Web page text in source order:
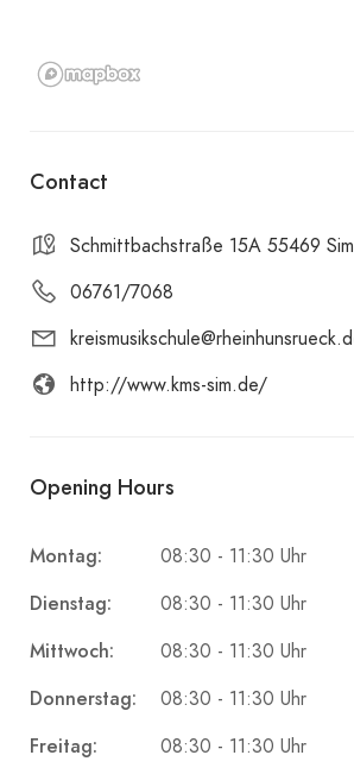
Contact
Schmittbachstraße 15A 55469
06761/7068
http://www.kms-sim.de/
Opening Hours
Montag: 08:30 - 11:30 Uhr
Dienstag: 08:30 - 11:30 Uhr
Mittwoch: 08:30 - 11:30 Uhr
Donnerstag: 08:30 - 11:30 Uhr
Freitag: 08:30 - 11:30 Uhr